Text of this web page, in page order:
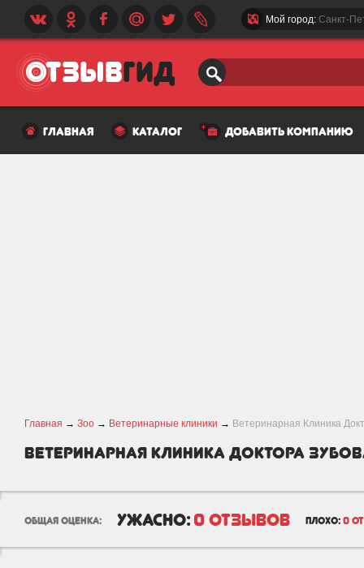
Мой город: Санкт-
главная каталог добавить компанию
Главная → Зоо → Ветеринарные клиники → Ветеринарная Клиника
Ветеринарная Клиника Доктора
общая оценка: ужасно: 0 отзывов плохо: 0